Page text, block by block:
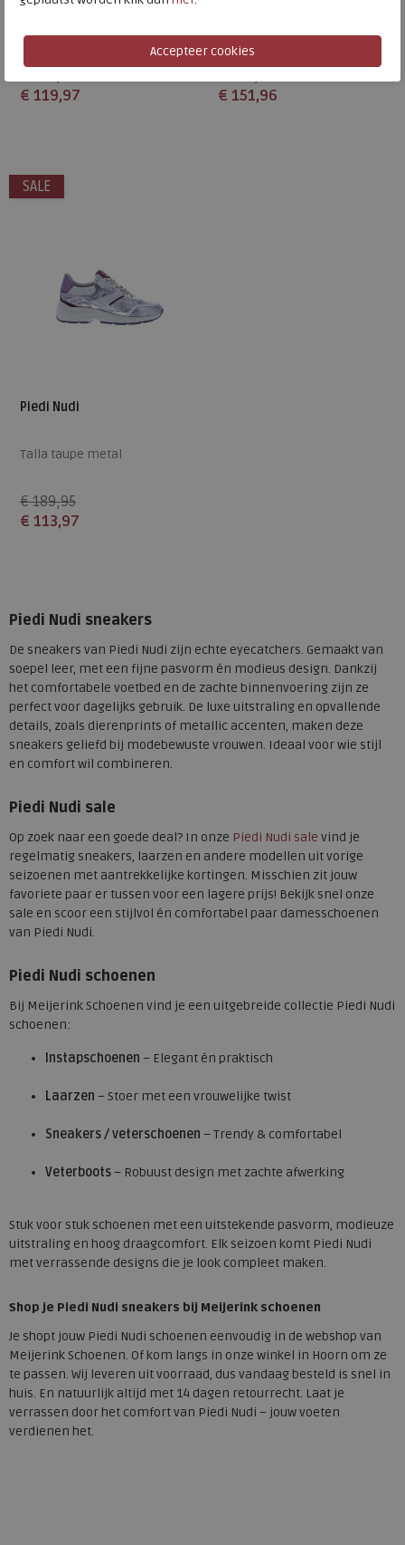
€ 119,97
wijdte Wijdtemaat H
€ 151,96
SALE
Piedi Nudi
Talla taupe metal
€ 189,95
€ 113,97
Piedi Nudi sneakers
De sneakers van Piedi Nudi zijn echte eyecatchers. Gemaakt van
soepel leer, met een fijne pasvorm én modieus design. Dankzij
het comfortabele voetbed en de zachte binnenvoering zijn ze
perfect voor dagelijks gebruik. De luxe uitstraling en opvallende
details, zoals dierenprints of metallic accenten, maken deze
sneakers geliefd bij modebewuste vrouwen. Ideaal voor wie stijl
en comfort wil combineren.
Piedi Nudi sale
Op zoek naar een goede deal? In onze Piedi Nudi sale vind je
regelmatig sneakers, laarzen en andere modellen uit vorige
seizoenen met aantrekkelijke kortingen. Misschien zit jouw
favoriete paar er tussen voor een lagere prijs! Bekijk snel onze
sale en scoor een stijlvol én comfortabel paar damesschoenen
van Piedi Nudi.
Piedi Nudi schoenen
Bij Meijerink Schoenen vind je een uitgebreide collectie Piedi Nudi
schoenen:
Instapschoenen – Elegant én praktisch
Laarzen – Stoer met een vrouwelijke twist
Sneakers / veterschoenen – Trendy & comfortabel
Veterboots– Robuust design met zachte afwerking
Stuk voor stuk schoenen met een uitstekende pasvorm, modieuze
uitstraling en hoog draagcomfort. Elk seizoen komt Piedi Nudi
met verrassende designs die je look compleet maken.
Shop je Piedi Nudi sneakers bij Meijerink schoenen
Je shopt jouw Piedi Nudi schoenen eenvoudig in de webshop van
Meijerink Schoenen. Of kom langs in onze winkel in Hoorn om ze
te passen. Wij leveren uit voorraad, dus vandaag besteld is snel in
huis. En natuurlijk altijd met 14 dagen retourrecht. Laat je
verrassen door het comfort van Piedi Nudi – jouw voeten
verdienen het.